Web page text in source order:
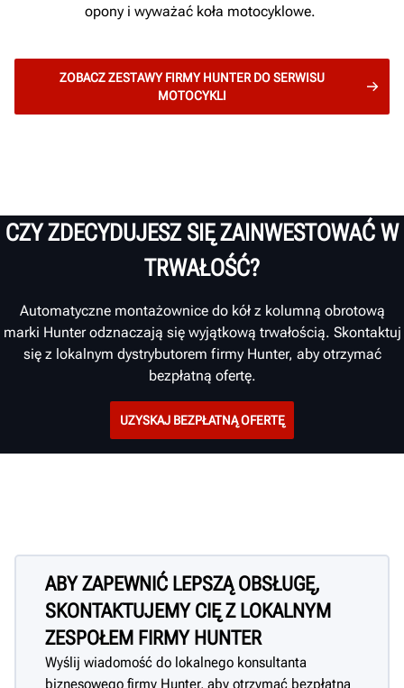
opony i wyważać koła motocyklowe.
ZOBACZ ZESTAWY FIRMY HUNTER DO SERWISU
MOTOCYKLI
CZY ZDECYDUJESZ SIĘ ZAINWESTOWAĆ W
TRWAŁOŚĆ?
Automatyczne montażownice do kół z kolumną obrotową
marki Hunter odznaczają się wyjątkową trwałością. Skontaktuj
się z lokalnym dystrybutorem firmy Hunter, aby otrzymać
bezpłatną ofertę.
UZYSKAJ BEZPŁATNĄ OFERTĘ
ABY ZAPEWNIĆ LEPSZĄ OBSŁUGĘ,
SKONTAKTUJEMY CIĘ Z LOKALNYM
ZESPOŁEM FIRMY HUNTER
Wyślij wiadomość do lokalnego konsultanta
biznesowego firmy Hunter, aby otrzymać bezpłatną